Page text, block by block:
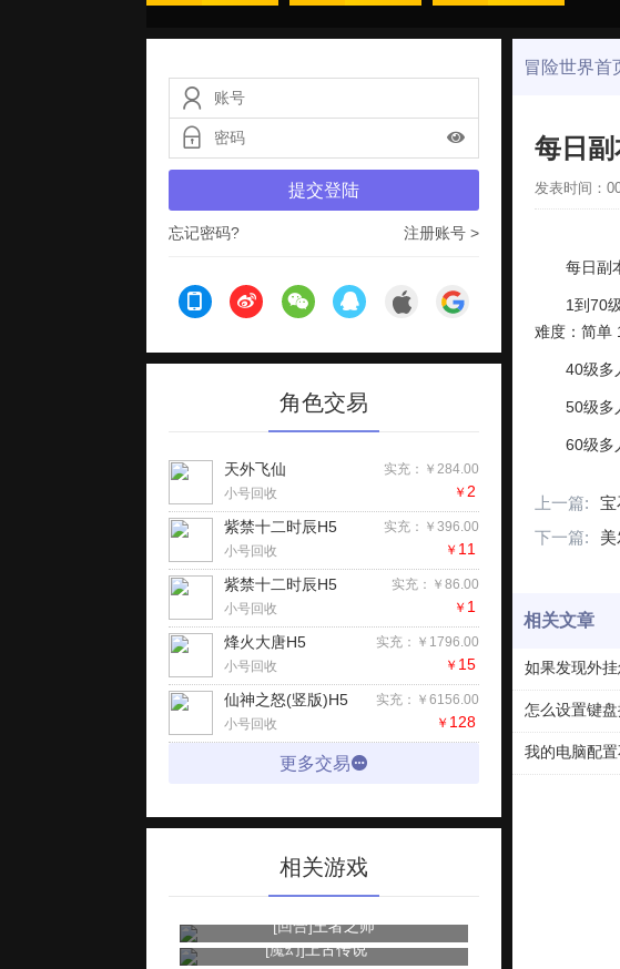
提交登陆
忘记密码? 注册账号 >
角色交易
实充：￥284.00
天外飞仙
小号回收 ￥ 2
实充：￥396.00
紫禁十二时辰H5
小号回收 ￥ 11
实充：￥86.00
紫禁十二时辰H5
小号回收 ￥ 1
实充：￥1796.00
烽火大唐H5
小号回收 ￥ 15
实充：￥6156.00
仙神之怒(竖版)H5
小号回收 ￥ 128
更多交易
相关游戏
[回合]王者之师
[魔幻]上古传说
冒险世界首
每日副
发表时间：
每日副
1到70
难度：简单
40级多
50级多
60级多
上一篇:
宝
下一篇:
相关文章
如果发现外
怎么设置键
我的电脑配